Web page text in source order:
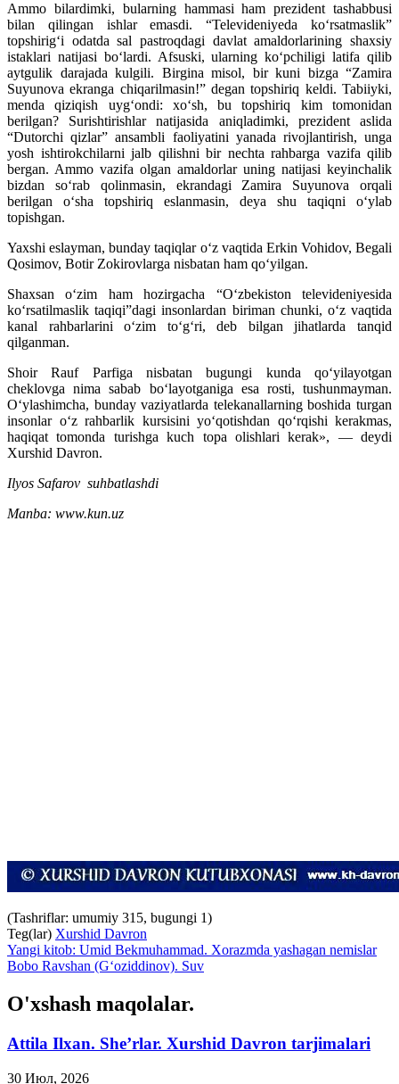
Ammo bilardimki, bularning hammasi ham prezident tashabbusi
bilan qilingan ishlar emasdi. “Televideniyeda ko‘rsatmaslik”
topshirig‘i odatda sal pastroqdagi davlat amaldorlarining shaxsiy
istaklari natijasi bo‘lardi. Afsuski, ularning ko‘pchiligi latifa qilib
aytgulik darajada kulgili. Birgina misol, bir kuni bizga “Zamira
Suyunova ekranga chiqarilmasin!” degan topshiriq keldi. Tabiiyki,
menda qiziqish uyg‘ondi: xo‘sh, bu topshiriq kim tomonidan
berilgan? Surishtirishlar natijasida aniqladimki, prezident aslida
“Dutorchi qizlar” ansambli faoliyatini yanada rivojlantirish, unga
yosh ishtirokchilarni jalb qilishni bir nechta rahbarga vazifa qilib
bergan. Ammo vazifa olgan amaldorlar uning natijasi keyinchalik
bizdan so‘rab qolinmasin, ekrandagi Zamira Suyunova orqali
berilgan o‘sha topshiriq eslanmasin, deya shu taqiqni o‘ylab
topishgan.
Yaxshi eslayman, bunday taqiqlar o‘z vaqtida Erkin Vohidov, Begali
Qosimov, Botir Zokirovlarga nisbatan ham qo‘yilgan.
Shaxsan o‘zim ham hozirgacha “O‘zbekiston televideniyesida
ko‘rsatilmaslik taqiqi”dagi insonlardan biriman chunki, o‘z vaqtida
kanal rahbarlarini o‘zim to‘g‘ri, deb bilgan jihatlarda tanqid
qilganman.
Shoir Rauf Parfiga nisbatan bugungi kunda qo‘yilayotgan
cheklovga nima sabab bo‘layotganiga esa rosti, tushunmayman.
O‘ylashimcha, bunday vaziyatlarda telekanallarning boshida turgan
insonlar o‘z rahbarlik kursisini yo‘qotishdan qo‘rqishi kerakmas,
haqiqat tomonda turishga kuch topa olishlari kerak», — deydi
Xurshid Davron.
Ilyos Safarov suhbatlashdi
Manba: www.kun.uz
(Tashriflar: umumiy 315, bugungi 1)
Teg(lar) Xurshid Davron
Yangi kitob: Umid Bekmuhammad. Xorazmda yashagan nemislar
Bobo Ravshan (G‘oziddinov). Suv
O'xshash maqolalar.
Attila Ilxan. She’rlar. Xurshid Davron tarjimalari
30 Июл, 2026